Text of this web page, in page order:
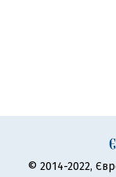
© 2014-2022,